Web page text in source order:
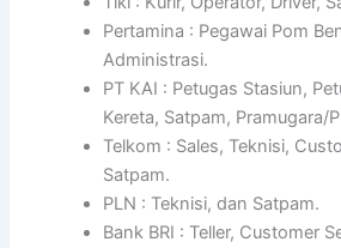
Pertamina : Pegawai Pom
Administrasi.
PT KAI : Petugas Stasiun,
Kereta, Satpam, Pramugara/
Telkom : Sales, Teknisi,
Satpam.
PLN : Teknisi, dan Satpam.
Bank BRI : Teller, Customer